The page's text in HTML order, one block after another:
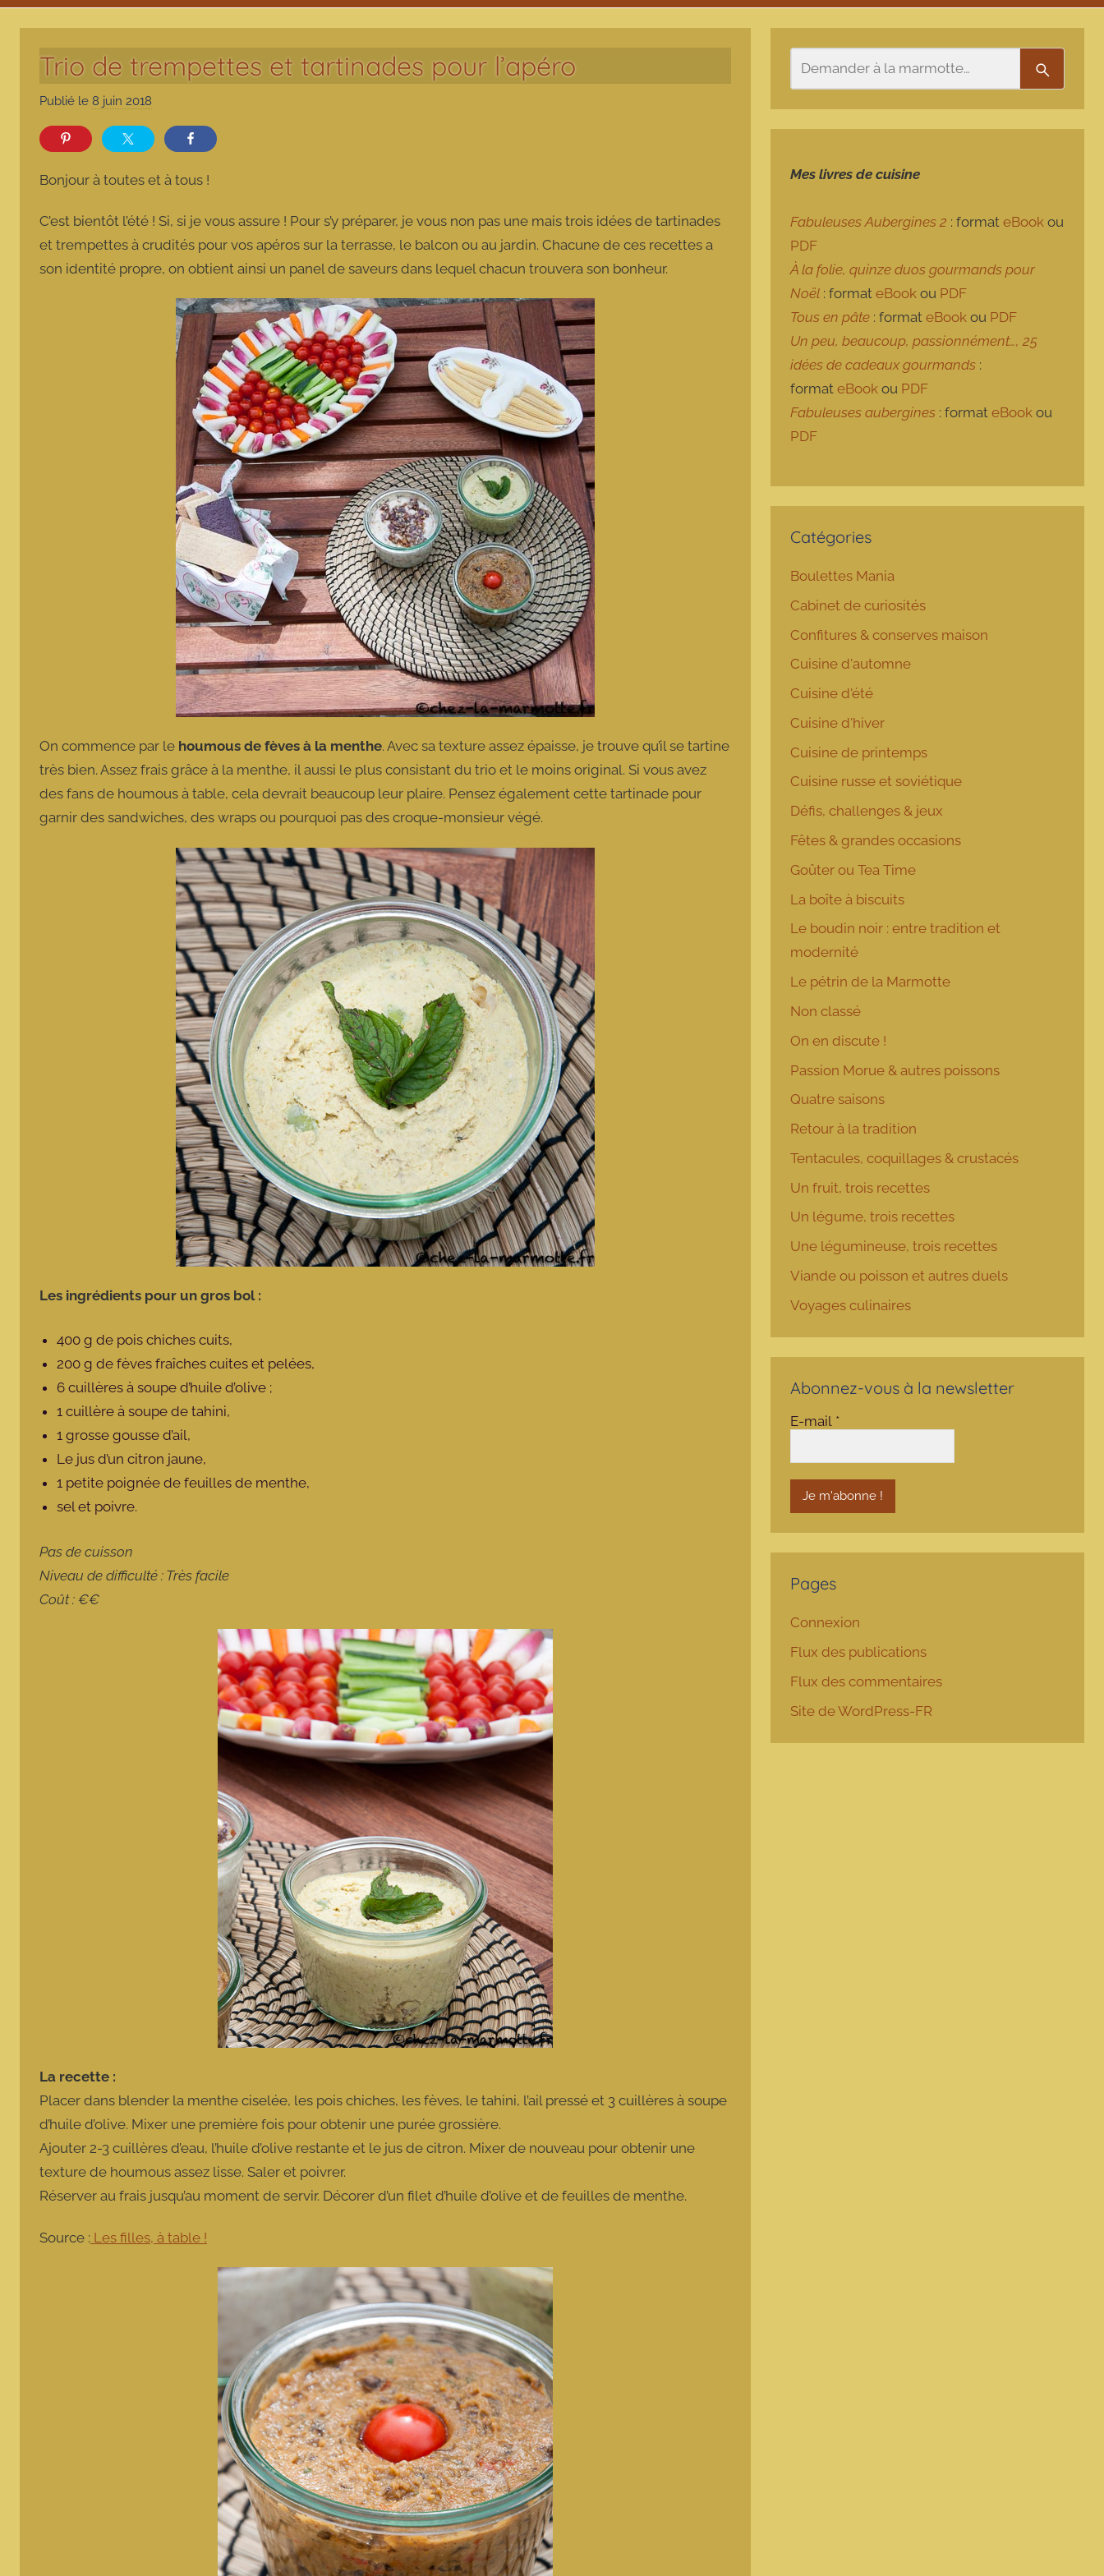
Trio de trempettes et tartinades pour l’apéro
Publié le 8 juin 2018
r
a
m
o
t
Bonjour à toutes et à tous !
C’est bientôt l’été ! Si, si je vous assure ! Pour s’y préparer, je vous non pas une mais trois idées de tartinades
et trempettes à crudités pour vos apéros sur la terrasse, le balcon ou au jardin. Chacune de ces recettes a
son identité propre, on obtient ainsi un panel de saveurs dans lequel chacun trouvera son bonheur.
On commence par le houmous de fèves à la menthe. Avec sa texture assez épaisse, je trouve qu’il se tartine
très bien. Assez frais grâce à la menthe, il aussi le plus consistant du trio et le moins original. Si vous avez
des fans de houmous à table, cela devrait beaucoup leur plaire. Pensez également cette tartinade pour
garnir des sandwiches, des wraps ou pourquoi pas des croque-monsieur végé.
Les ingrédients pour un gros bol :
400 g de pois chiches cuits,
200 g de fèves fraîches cuites et pelées,
6 cuillères à soupe d’huile d’olive ;
1 cuillère à soupe de tahini,
1 grosse gousse d’ail,
Le jus d’un citron jaune,
1 petite poignée de feuilles de menthe,
sel et poivre.
Pas de cuisson
Niveau de difficulté : Très facile
Coût : €€
La recette :
Placer dans blender la menthe ciselée, les pois chiches, les fèves, le tahini, l’ail pressé et 3 cuillères à soupe
d’huile d’olive. Mixer une première fois pour obtenir une purée grossière.
Ajouter 2-3 cuillères d’eau, l’huile d’olive restante et le jus de citron. Mixer de nouveau pour obtenir une
texture de houmous assez lisse. Saler et poivrer.
Réserver au frais jusqu’au moment de servir. Décorer d’un filet d’huile d’olive et de feuilles de menthe.
Source : Les filles, à table !
Mes livres de cuisine
Fabuleuses Aubergines 2 : formateBook ou
PDF
À la folie, quinze duos gourmands pour
Noël : formateBook ou PDF
Tous en pâte : formateBook ou PDF
Un peu, beaucoup, passionnément…, 25
idées de cadeaux gourmands :
formateBook ou PDF
Fabuleuses aubergines : formateBook ou
PDF
Catégories
Boulettes Mania
Cabinet de curiosités
Confitures & conserves maison
Cuisine d'automne
Cuisine d'été
Cuisine d'hiver
Cuisine de printemps
Cuisine russe et soviétique
Défis, challenges & jeux
Fêtes & grandes occasions
Goûter ou Tea Time
La boîte à biscuits
Le boudin noir : entre tradition et
modernité
Le pétrin de la Marmotte
Non classé
On en discute !
Passion Morue & autres poissons
Quatre saisons
Retour à la tradition
Tentacules, coquillages & crustacés
Un fruit, trois recettes
Un légume, trois recettes
Une légumineuse, trois recettes
Viande ou poisson et autres duels
Voyages culinaires
Abonnez-vous à la newsletter
E-mail *
Pages
Connexion
Flux des publications
Flux des commentaires
Site de WordPress-FR